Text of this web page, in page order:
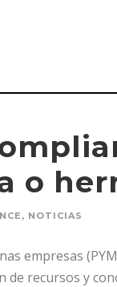
o
, NOTICIAS
empresas
de recursos y